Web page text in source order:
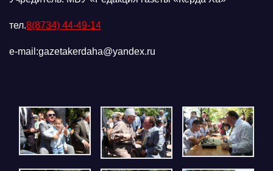
тел.8(8734) 44-49-14
e-mail:gazetakerdaha@yandex.ru